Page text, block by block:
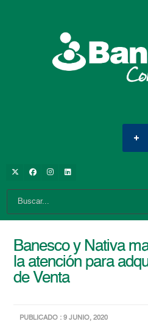
Banesco y Nativa
la atención para
de Venta
PUBLICADO : 9 JUNIO, 2020